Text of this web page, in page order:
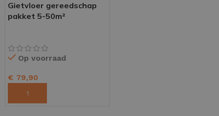
Gietvloer gereedschap
pakket 5-50m²
Op voorraad
€ 79,90